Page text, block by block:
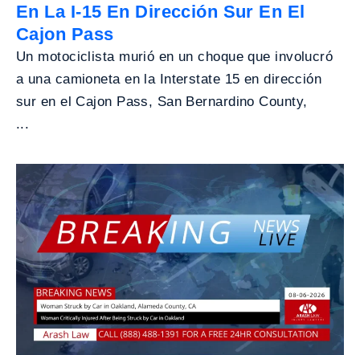
En La I-15 En Dirección Sur En El
Cajon Pass
Un motociclista murió en un choque que involucró
a una camioneta en la Interstate 15 en dirección
sur en el Cajon Pass, San Bernardino County,
...